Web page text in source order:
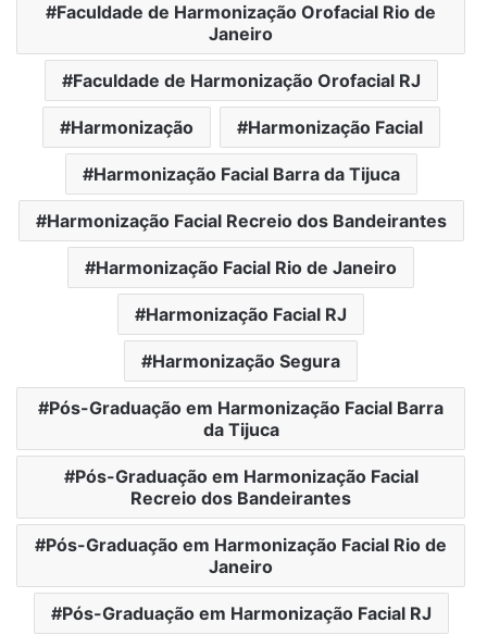
Faculdade de Harmonização Orofacial Rio de
Janeiro
Faculdade de Harmonização Orofacial RJ
Harmonização Harmonização Facial
Harmonização Facial Barra da Tijuca
Harmonização Facial Recreio dos Bandeirantes
Harmonização Facial Rio de Janeiro
Harmonização Facial RJ
Harmonização Segura
Pós-Graduação em Harmonização Facial Barra
da Tijuca
Pós-Graduação em Harmonização Facial
Recreio dos Bandeirantes
Pós-Graduação em Harmonização Facial Rio de
Janeiro
Pós-Graduação em Harmonização Facial RJ